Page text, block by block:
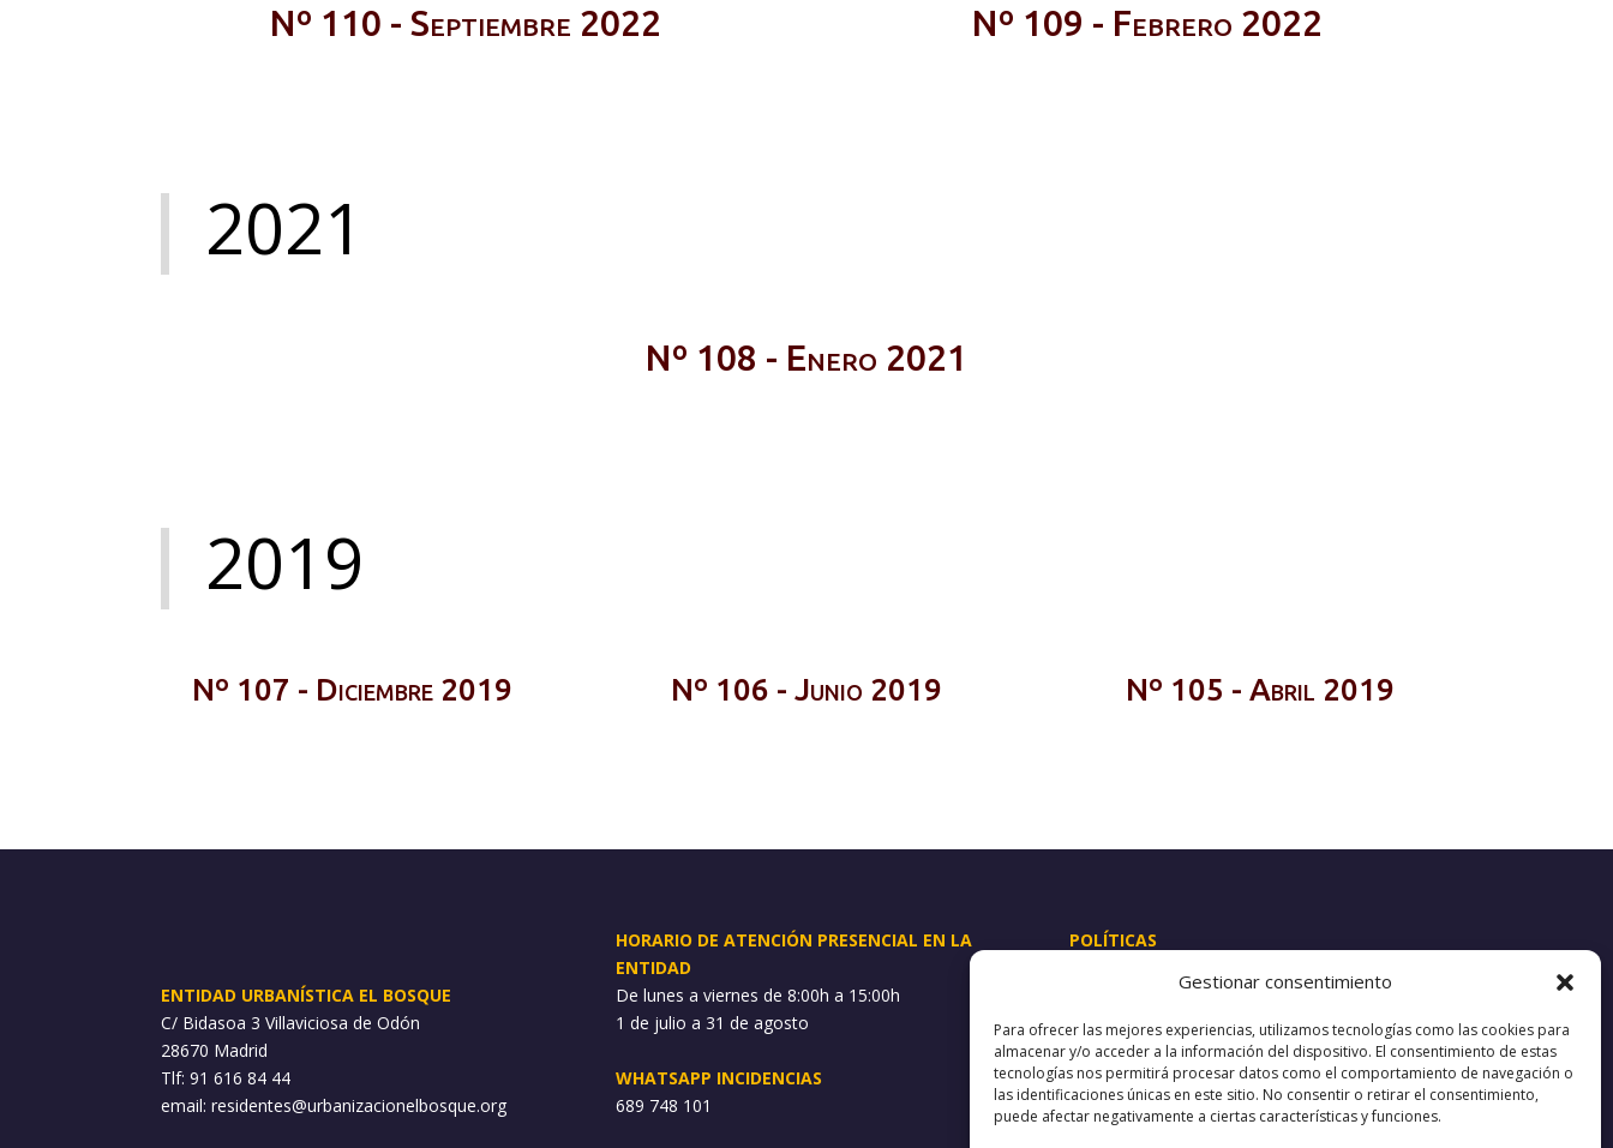
Gestionar consentimiento
Para ofrecer las mejores experiencias, utilizamos tecnologías como las cookies para
almacenar y/o acceder a la información del dispositivo. El consentimiento de estas
tecnologías nos permitirá procesar datos como el comportamiento de navegación o
las identificaciones únicas en este sitio. No consentir o retirar el consentimiento,
puede afectar negativamente a ciertas características y funciones.
Nº 110 - Septiembre 2022 Nº 109 - Febrero 2022
2021
Nº 108 - Enero 2021
2019
Nº 107 - Diciembre 2019 Nº 106 - Junio 2019 Nº 105 - Abril 2019
ENTIDAD URBANÍSTICA EL BOSQUE
C/ Bidasoa 3 Villaviciosa de Odón
28670 Madrid
Tlf: 91 616 84 44
email:residentes@urbanizacionelbosque.org
HORARIO DE ATENCIÓN PRESENCIAL EN LA
ENTIDAD
De lunes a viernes de 8:00h a 15:00h
1 de julio a 31 de agosto
WHATSAPP INCIDENCIAS
689 748 101
POLÍTICAS
Política de Privacidad
Política de Cookies
Canal de denuncias